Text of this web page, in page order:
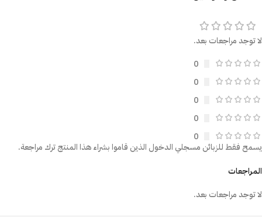
لا توجد مراجعات بعد.
0
0
0
0
0
المراجعات
لا توجد مراجعات بعد.
يسمح فقط للزبائن مسجلي الدخول الذين قاموا بشراء هذا المنتج ترك مراجعة.